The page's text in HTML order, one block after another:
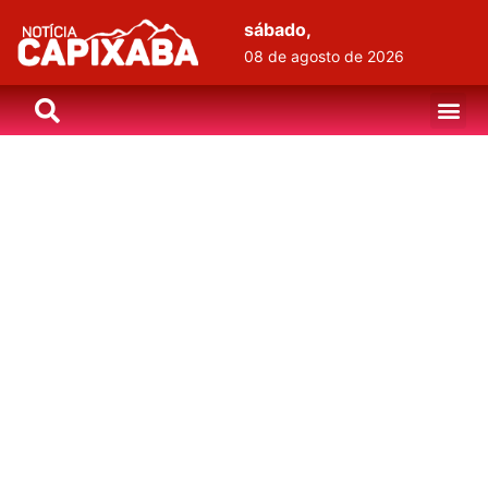
sábado,
08 de agosto de 2026